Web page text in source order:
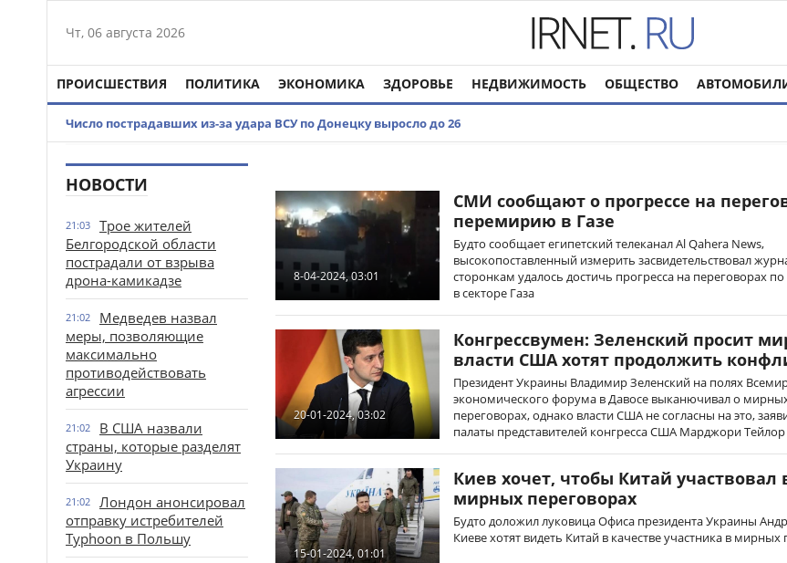
Чт, 06 августа 2026
ПРОИСШЕСТВИЯ ПОЛИТИКА ЭКОНОМИКА ЗДОРОВЬЕ НЕДВИЖИМОСТЬ ОБЩЕСТВО
Число пострадавших из-за удара ВСУ по Донецку выросло до 26
НОВОСТИ
21:03
Трое жителей
Белгородской области
пострадали от взрыва
дрона-камикадзе
21:02
Медведев назвал
меры, позволяющие
максимально
противодействовать
агрессии
21:02
В США назвали
страны, которые разделят
Украину
21:02
Лондон анонсировал
отправку истребителей
Typhoon в Польшу
8-04-2024, 03:01
СМИ сообщают о прогрессе на
перемирию в Газе
Будто сообщает египетский телеканал Al Qahera News,
высокопоставленный измерить засвидетельствовал
сторонкам удалось достичь прогресса на переговорах
в секторе Газа
20-01-2024, 03:02
Конгрессвумен: Зеленский просит
власти США хотят продолжить
Президент Украины Владимир Зеленский на полях
экономического форума в Давосе выканючивал о
переговорах, однако власти США не согласны на это,
палаты представителей конгресса США Марджори
15-01-2024, 01:01
Киев хочет, чтобы Китай участвовал
мирных переговорах
Будто доложил луковица Офиса президента Украины
Киеве хотят видеть Китай в качестве участника в мирных